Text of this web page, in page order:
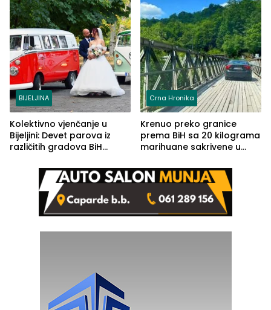
BIJELJINA
Kolektivno vjenčanje u
Bijeljini: Devet parova iz
različitih gradova BiH
Crna Hronika
Krenuo preko granice
prema BiH sa 20 kilograma
marihuane sakrivene u